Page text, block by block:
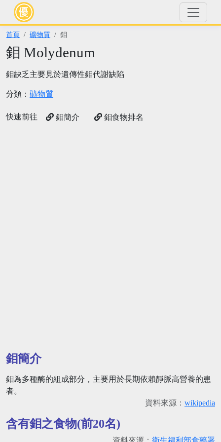
首頁 礦物質 鉬
鉬 Molydenum
鉬缺乏主要見於遺傳性鉬代謝缺陷
分類： 礦物質
快速前往 鉬簡介 鉬食物排名
鉬簡介
鉬為多種酶的組成部分，主要用於長期依賴靜脈高營養的患
者。
資料來源： wikipedia
含有鉬之食物(前20名)
資料來源： 衛生福利部食藥署